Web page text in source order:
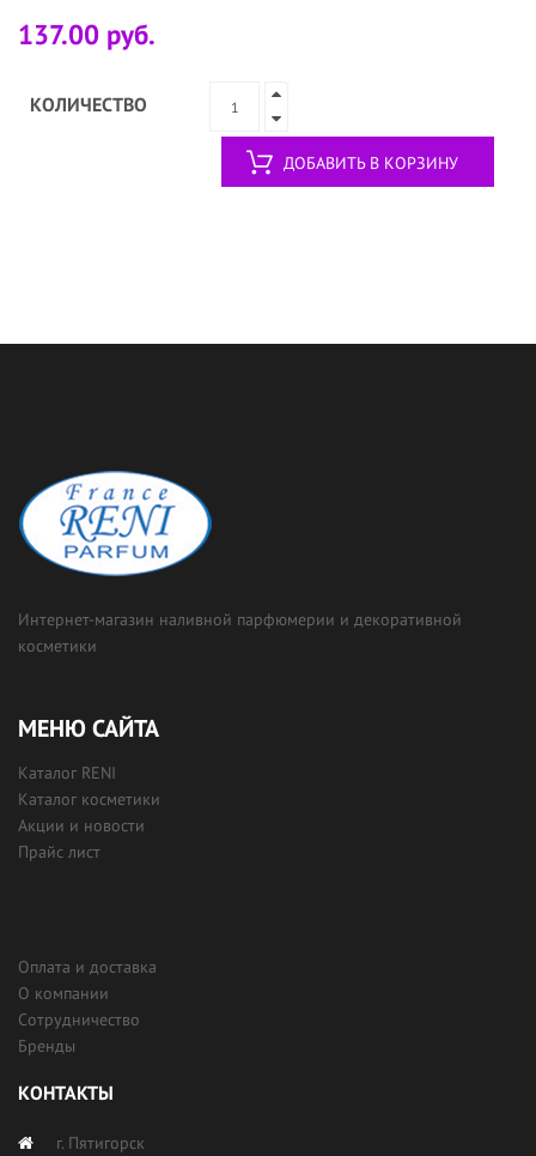
137.00 руб.
КОЛИЧЕСТВО
ДОБАВИТЬ В КОРЗИНУ
Интернет-магазин наливной парфюмерии и декоративной
косметики
МЕНЮ САЙТА
Каталог RENI
Каталог косметики
Акции и новости
Прайс лист
Оплата и доставка
О компании
Сотрудничество
Бренды
КОНТАКТЫ
г. Пятигорск